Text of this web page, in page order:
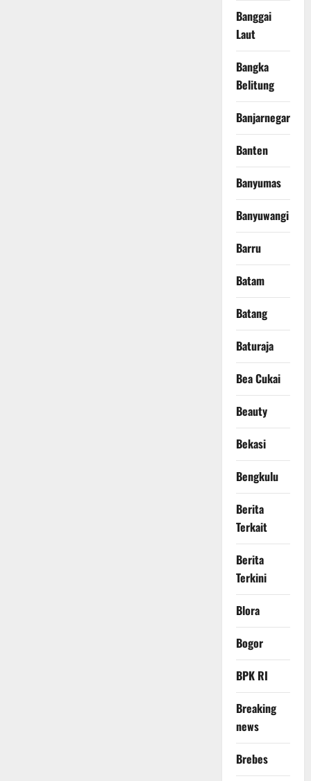
Banggai
Laut
Bangka
Belitung
Banjarnegara
Banten
Banyumas
Banyuwangi
Barru
Batam
Batang
Baturaja
Bea Cukai
Beauty
Bekasi
Bengkulu
Berita
Terkait
Berita
Terkini
Blora
Bogor
BPK RI
Breaking
news
Brebes